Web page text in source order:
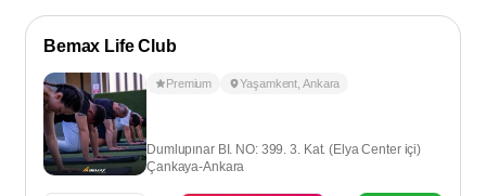
Bemax Life Club
Premium Yaşamkent ,Ankara
Dumlupınar BI. NO: 399. 3. Kat. (Elya Center içi)
Çankaya-Ankara